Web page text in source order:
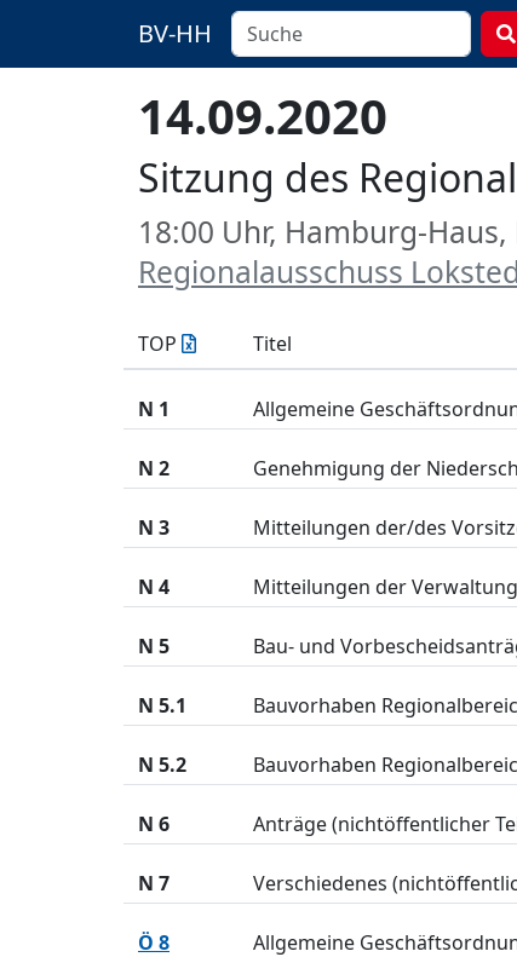
BV-HH
14.09.2020
Sitzung des
18:00 Uhr, Hamburg-
Regionalausschuss
TOP Titel
N 1 Allgemeine
N 2 Genehmigung der
N 3 Mitteilungen der/des
N 4 Mitteilungen der
N 5 Bau- und
N 5.1 Bauvorhaben
N 5.2 Bauvorhaben
N 6 Anträge (nichtöffentlicher
N 7 Verschiedenes
Ö 8 Allgemeine